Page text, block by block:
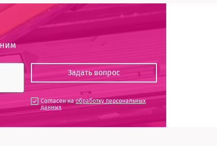
Согласен наобработку персональных
данных